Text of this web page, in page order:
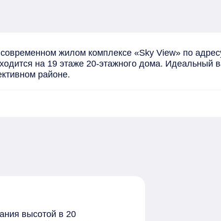
жилом комплексе «Sky View» по
на 19 этаже 20-этажного дома. Идеальный
районе.
высотой в 20